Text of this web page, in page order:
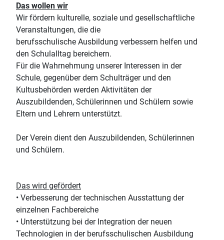
Das wollen wir
Wir fördern kulturelle, soziale und gesellschaftliche
Veranstaltungen, die die
berufsschulische Ausbildung verbessern helfen und
den Schulalltag bereichern.
Für die Wahrnehmung unserer Interessen in der
Schule, gegenüber dem Schulträger und den
Kultusbehörden werden Aktivitäten der
Auszubildenden, Schülerinnen und Schülern sowie
Eltern und Lehrern unterstützt.
Der Verein dient den Auszubildenden, Schülerinnen
und Schülern.
Das wird gefördert
• Verbesserung der technischen Ausstattung der
einzelnen Fachbereiche
• Unterstützung bei der Integration der neuen
Technologien in der berufsschulischen Ausbildung